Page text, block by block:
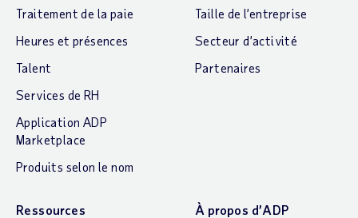
Traitement de la paie
Heures et présences
Talent
Services de RH
Application ADP
Marketplace
Produits selon le nom
Taille de l’entreprise
Secteur d’activité
Partenaires
Ressources
À propos d’ADP